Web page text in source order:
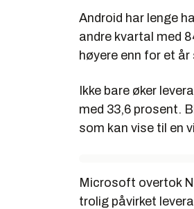
Android har lenge
andre kvartal med
høyere enn for et år
Ikke bare øker
med 33,6 prosent.
som kan vise til en
Microsoft overtok
trolig påvirket